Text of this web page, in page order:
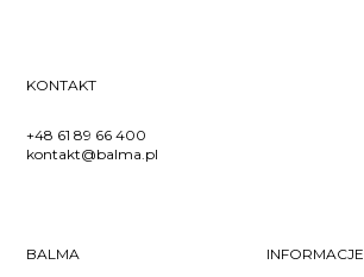
KONTAKT
+48 61 89 66 400
kontakt@balma.pl
BALMA INFORMACJE